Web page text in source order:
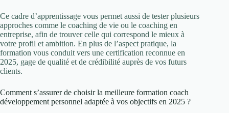
Ce cadre d’apprentissage vous permet aussi de tester plusieurs
approches comme le coaching de vie ou le coaching en
entreprise, afin de trouver celle qui correspond le mieux à
votre profil et ambition. En plus de l’aspect pratique, la
formation vous conduit vers une certification reconnue en
2025, gage de qualité et de crédibilité auprès de vos futurs
clients.
Comment s’assurer de choisir la meilleure formation coach
développement personnel adaptée à vos objectifs en 2025 ?